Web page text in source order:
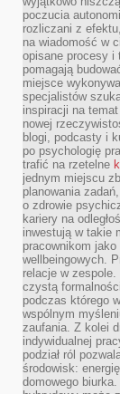
poczucia
rozliczani z
na wiadomość w
opisane procesy i
pomagają
miejsce
specjalistów
inspiracji na
nowej
blogi, podcasty i
po psychologię
trafić na rzetelne
jednym miejscu
planowania
o zdrowie
kariery na
inwestują w takie
pracownikom
wellbeingowych.
relacje w
czystą
podczas którego
wspólnym
zaufania. Z kolei
indywidualnej
podział ról
środowisk:
domowego